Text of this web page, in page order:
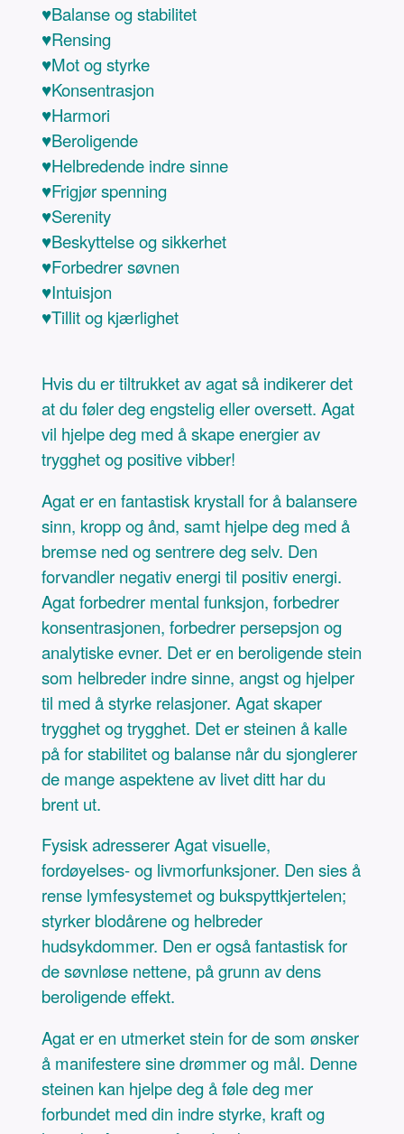
♥Balanse og stabilitet
♥Rensing
♥Mot og styrke
♥Konsentrasjon
♥Harmori
♥Beroligende
♥Helbredende indre sinne
♥Frigjør spenning
♥Serenity
♥Beskyttelse og sikkerhet
♥Forbedrer søvnen
♥Intuisjon
♥Tillit og kjærlighet
Hvis du er tiltrukket av agat så indikerer det
at du føler deg engstelig eller oversett. Agat
vil hjelpe deg med å skape energier av
trygghet og positive vibber!
Agat er en fantastisk krystall for å balansere
sinn, kropp og ånd, samt hjelpe deg med å
bremse ned og sentrere deg selv. Den
forvandler negativ energi til positiv energi.
Agat forbedrer mental funksjon, forbedrer
konsentrasjonen, forbedrer persepsjon og
analytiske evner. Det er en beroligende stein
som helbreder indre sinne, angst og hjelper
til med å styrke relasjoner. Agat skaper
trygghet og trygghet. Det er steinen å kalle
på for stabilitet og balanse når du sjonglerer
de mange aspektene av livet ditt har du
brent ut.
Fysisk adresserer Agat visuelle,
fordøyelses- og livmorfunksjoner. Den sies å
rense lymfesystemet og bukspyttkjertelen;
styrker blodårene og helbreder
hudsykdommer. Den er også fantastisk for
de søvnløse nettene, på grunn av dens
beroligende effekt.
Agat er en utmerket stein for de som ønsker
å manifestere sine drømmer og mål. Denne
steinen kan hjelpe deg å føle deg mer
forbundet med din indre styrke, kraft og